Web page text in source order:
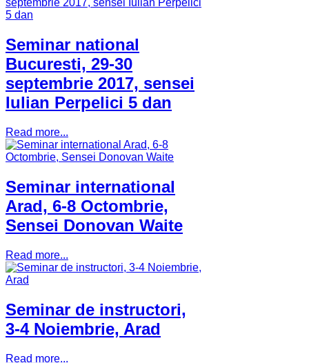
Seminar national
Bucuresti, 29-30
septembrie 2017, sensei
Iulian Perpelici 5 dan
Read more...
Seminar international
Arad, 6-8 Octombrie,
Sensei Donovan Waite
Read more...
Seminar de instructori,
3-4 Noiembrie, Arad
Read more...